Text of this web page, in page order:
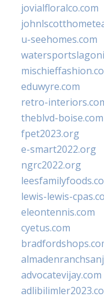
jovialfloralco.com
u-seehomes.com
eduwyre.com
retro-
theblvd-boise.com
fpet2023.org
e-smart2022.org
ngrc2022.org
lewis-lewis-
eleontennis.com
cyetus.com
advocatevijay.com